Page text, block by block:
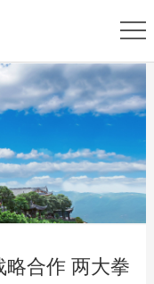
略合作 两大拳